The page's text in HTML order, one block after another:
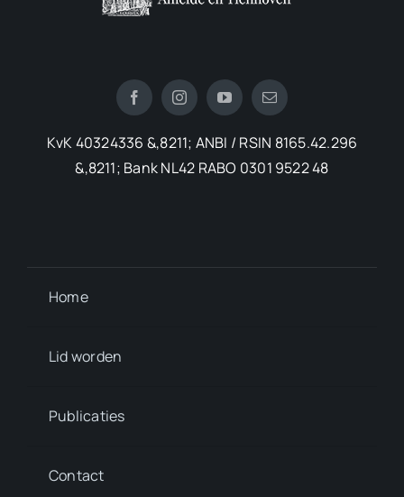
KvK 40324336 &,8211; ANBI / RSIN 8165.42.296
&,8211; Bank NL42 RABO 0301 9522 48
Home
Lid worden
Publicaties
Contact